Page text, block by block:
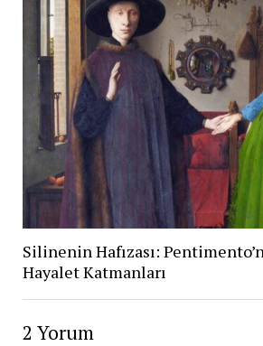
Silinenin Hafızası:
Hayalet Katmanları
2 Yorum